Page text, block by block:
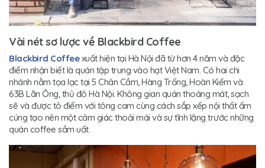
Vài nét sơ lược về Blackbird Coffee
Blackbird Coffeexuất hiện tại Hà Nội đã từ hơn 4 năm và đặc
điểm nhận biết là quán tập trung vào hạt Việt Nam. Có hai chi
nhánh nằm tọa lạc tại 5 Chân Cầm, Hàng Trống, Hoàn Kiếm và
63B Lãn Ông, thủ đô Hà Nội. Không gian quán thoáng mát, sạch
sẽ và được tô điểm với tông cam cùng cách sắp xếp nội thất ấm
cúng tạo nên một cảm giác thoải mái và sự tĩnh lặng trước những
quán coffee sầm uất.